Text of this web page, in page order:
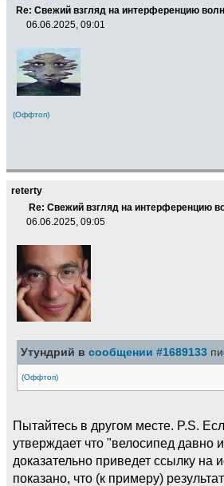
Re: Свежий взгляд на интерференцию волн
06.06.2025, 09:01
(Оффтоп)
reterty
Re: Свежий взгляд на интерференцию
06.06.2025, 09:05
Утундрий в сообщении #1689133
(Оффтоп)
Пытайтесь в другом месте. P.S.
утверждает что "велосипед давно
доказательно приведет ссылку на
показано, что (к примеру)